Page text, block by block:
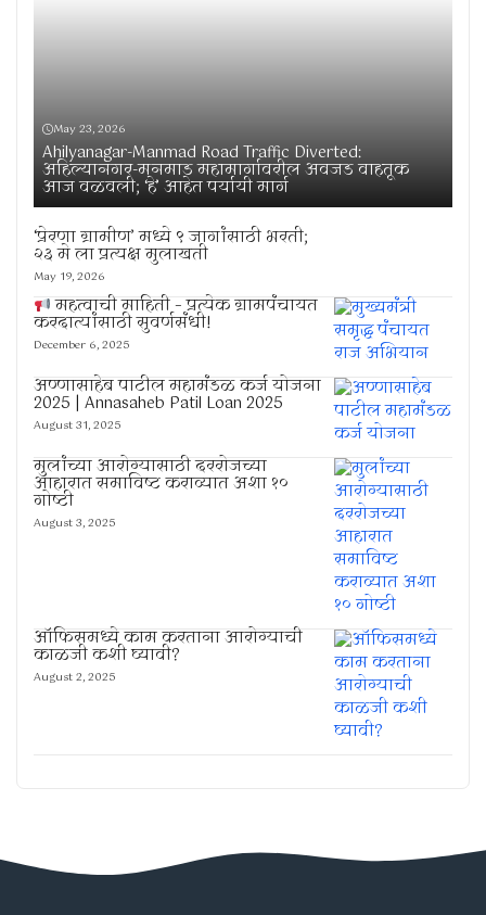
May 23, 2026
Ahilyanagar-Manmad Road Traffic Diverted:
अहिल्यानगर-मनमाड महामार्गावरील अवजड वाहतूक
आज वळवली; ‘हे’ आहेत पर्यायी मार्ग
‘प्रेरणा ग्रामीण’ मध्ये ९ जागांसाठी भरती;
२३ मे ला प्रत्यक्ष मुलाखती
May 19, 2026
महत्वाची माहिती – प्रत्येक ग्रामपंचायत
करदात्यांसाठी सुवर्णसंधी!
December 6, 2025
अण्णासाहेब पाटील महामंडळ कर्ज योजना
2025 | Annasaheb Patil Loan 2025
August 31, 2025
मुलांच्या आरोग्यासाठी दररोजच्या
आहारात समाविष्ट कराव्यात अशा १०
गोष्टी
August 3, 2025
ऑफिसमध्ये काम करताना आरोग्याची
काळजी कशी घ्यावी?
August 2, 2025